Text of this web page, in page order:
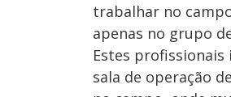
trabalhar no
apenas no grupo
Estes
sala de operação